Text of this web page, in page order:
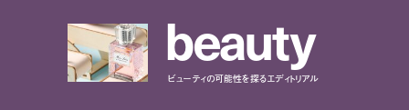
beauty
ビューティの可能性を探るエディトリアル